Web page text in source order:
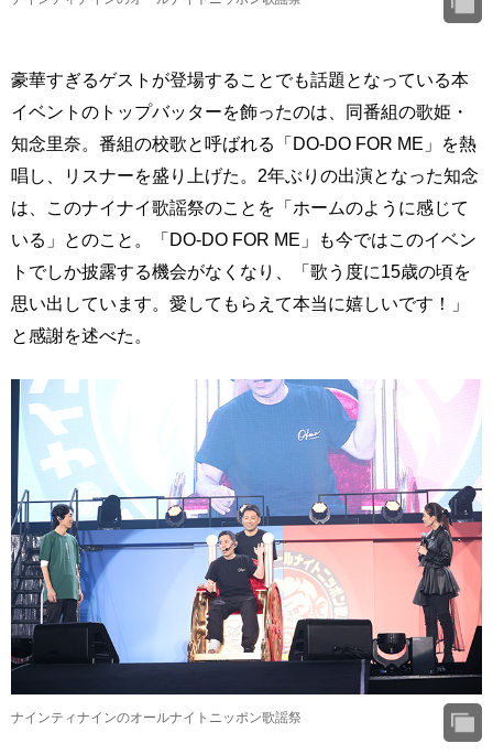
豪華すぎるゲストが登場することでも話題となっている本
イベントのトップバッターを飾ったのは、同番組の歌姫・
知念里奈。番組の校歌と呼ばれる「DO-DO FOR ME」を熱
唱し、リスナーを盛り上げた。2年ぶりの出演となった知念
は、このナイナイ歌謡祭のことを「ホームのように感じて
いる」とのこと。「DO-DO FOR ME」も今ではこのイベン
トでしか披露する機会がなくなり、「歌う度に15歳の頃を
思い出しています。愛してもらえて本当に嬉しいです！」
と感謝を述べた。
ナインティナインのオールナイトニッポン歌謡祭